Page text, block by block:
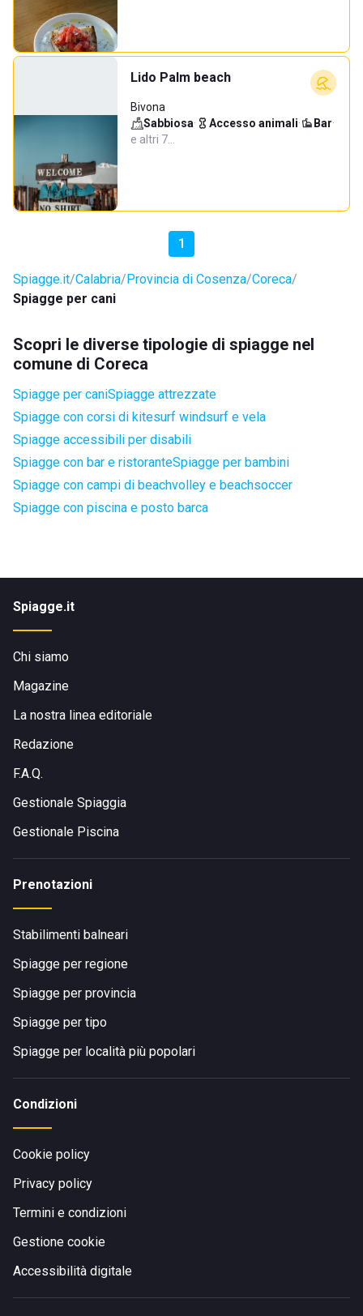
Lido Palm beach
Bivona
Sabbiosa· Accesso animali· Bar·
e altri 7…
1
Spiagge.it Calabria Provincia di Cosenza Coreca
Spiagge per cani
Scopri le diverse tipologie di spiagge nel
comune di Coreca
Spiagge per caniSpiagge attrezzate
Spiagge con corsi di kitesurf windsurf e vela
Spiagge accessibili per disabili
Spiagge con bar e ristoranteSpiagge per bambini
Spiagge con campi di beachvolley e beachsoccer
Spiagge con piscina e posto barca
Spiagge.it
Chi siamo
Magazine
La nostra linea editoriale
Redazione
F.A.Q.
Gestionale Spiaggia
Gestionale Piscina
Prenotazioni
Stabilimenti balneari
Spiagge per regione
Spiagge per provincia
Spiagge per tipo
Spiagge per località più popolari
Condizioni
Cookie policy
Privacy policy
Termini e condizioni
Gestione cookie
Accessibilità digitale